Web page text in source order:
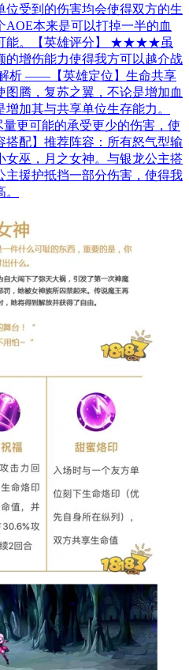
受到的伤害均会使得双方的生
本来是可以打掉一半的血
能。【英雄评分】 ★★★★虽
的增伤能力使得我方可以越介战
析 ——【英雄定位】生命共享
图腾，复苏之翼，不论是增加血
加其与共享单位生存能力。
量更可能的承受更少的伤害，使
配】推荐阵容：所有怒气型输
女巫，月之女神。与银龙公主搭
主援护抵挡一部分伤害，使得我